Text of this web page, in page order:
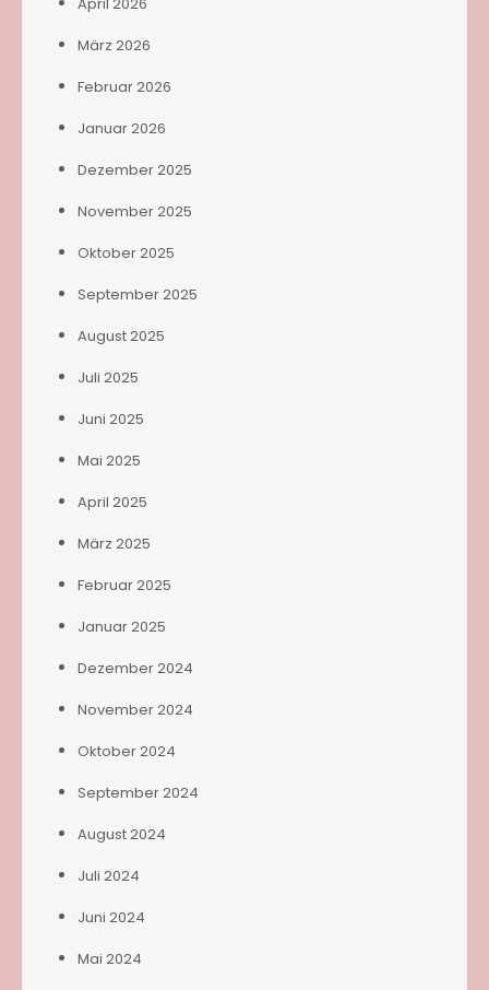
März 2026
Februar 2026
Januar 2026
Dezember 2025
November 2025
Oktober 2025
September 2025
August 2025
Juli 2025
Juni 2025
Mai 2025
April 2025
März 2025
Februar 2025
Januar 2025
Dezember 2024
November 2024
Oktober 2024
September 2024
August 2024
Juli 2024
Juni 2024
Mai 2024